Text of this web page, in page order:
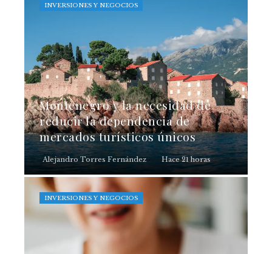
INVERSIONES Y NEGOCIOS
Montenegro y la necesidad de
reducir la dependencia de
mercados turísticos únicos
Alejandro Torres Fernández Hace 21 horas
INVERSIONES Y NEGOCIOS